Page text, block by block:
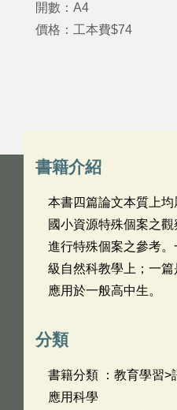
開數：A4
價格：工本費$74
書籍介紹
本書四篇論文本質上
國小資源特殊個案之
進行特殊個案之參考
級自然科教學上；一
應用於一般高中生。
分類
書籍分類 ：教育學習>
應用科學